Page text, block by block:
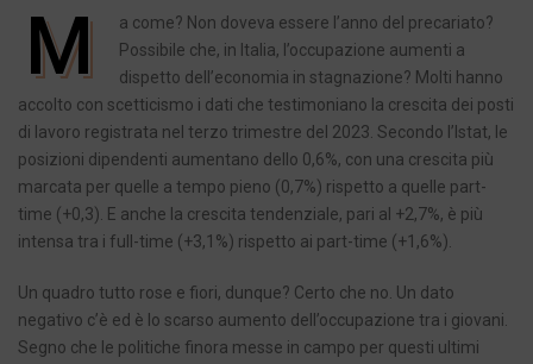
M
a come? Non doveva essere l’anno del precariato?
Possibile che, in Italia, l’occupazione aumenti a
dispetto dell’economia in stagnazione? Molti hanno
accolto con scetticismo i dati che testimoniano la crescita dei posti
di lavoro registrata nel terzo trimestre del 2023. Secondo l’Istat, le
posizioni dipendenti aumentano dello 0,6%, con una crescita più
marcata per quelle a tempo pieno (0,7%) rispetto a quelle part-
time (+0,3). E anche la crescita tendenziale, pari al +2,7%, è più
intensa tra i full-time (+3,1%) rispetto ai part-time (+1,6%).
Un quadro tutto rose e fiori, dunque? Certo che no. Un dato
negativo c’è ed è lo scarso aumento dell’occupazione tra i giovani.
Segno che le politiche finora messe in campo per questi ultimi